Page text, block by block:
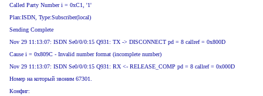
Called Party Number i = 0xC1, '1'
Plan:ISDN, Type:Subscriber(local)
Sending Complete
Nov 29 11:13:07: ISDN Se0/0/0:15 Q931: TX -> DISCONNECT pd = 8 callref = 0x800D
Cause i = 0x809C - Invalid number format (incomplete number)
Nov 29 11:13:07: ISDN Se0/0/0:15 Q931: RX <- RELEASE_COMP pd = 8 callref = 0x000D
Номер на который звоним 67301.
Конфиг: